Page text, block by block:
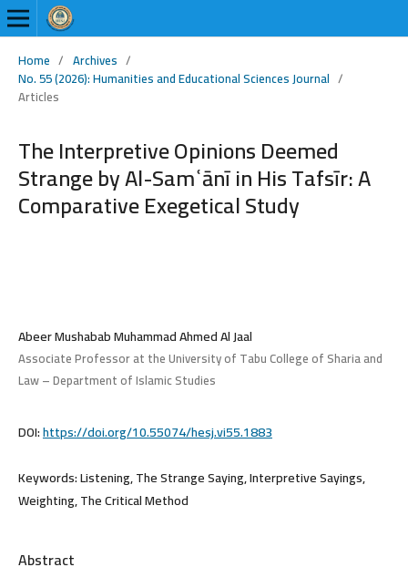
Home / Archives /
No. 55 (2026): Humanities and Educational Sciences Journal /
Articles
The Interpretive Opinions Deemed
Strange by Al-Samʿānī in His Tafsīr: A
Comparative Exegetical Study
Abeer Mushabab Muhammad Ahmed Al Jaal
Associate Professor at the University of Tabu College of Sharia and
Law – Department of Islamic Studies
DOI:https://doi.org/10.55074/hesj.vi55.1883
Keywords:Listening, The Strange Saying, Interpretive Sayings,
Weighting, The Critical Method
Abstract